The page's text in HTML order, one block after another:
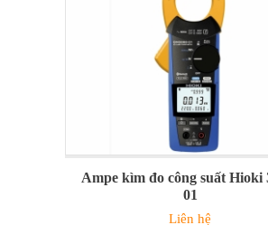
Ampe kìm đo công suất Hioki
01
Liên hệ